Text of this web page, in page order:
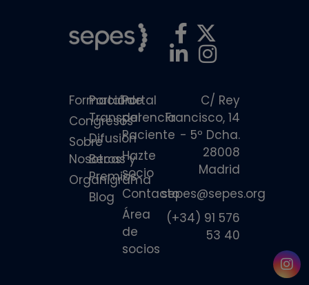
Formación
Congresos
Sobre
Nosotros
Organigrama
Portal de
Transparencia
Difusión
Becas y
Premios
Blog
Portal
del
Paciente
Hazte
socio
Contacto
Área
de
socios
C/ Rey
Francisco, 14
- 5º Dcha.
28008
Madrid
sepes@sepes.org
(+34) 91 576
53 40